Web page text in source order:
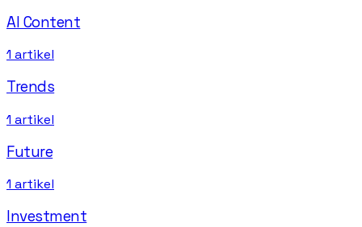
AI Content
1 artikel
Trends
1 artikel
Future
1 artikel
Investment